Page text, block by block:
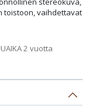
toistoon, vaihdettavat
2 vuotta